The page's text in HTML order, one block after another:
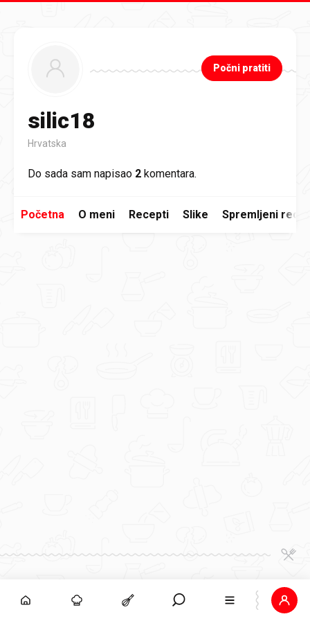
silic18
Hrvatska
Počni pratiti
Do sada sam napisao 2 komentara.
Početna O meni Recepti Slike Spremljeni